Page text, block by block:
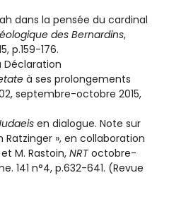
dans la pensée du cardinal
des Bernardins,
p.159-176.
Déclaration
à ses prolongements
septembre-octobre 2015,
en dialogue. Note sur
», en collaboration
M. Rastoin, NRT octobre-
141 n°4, p.632-641. (Revue